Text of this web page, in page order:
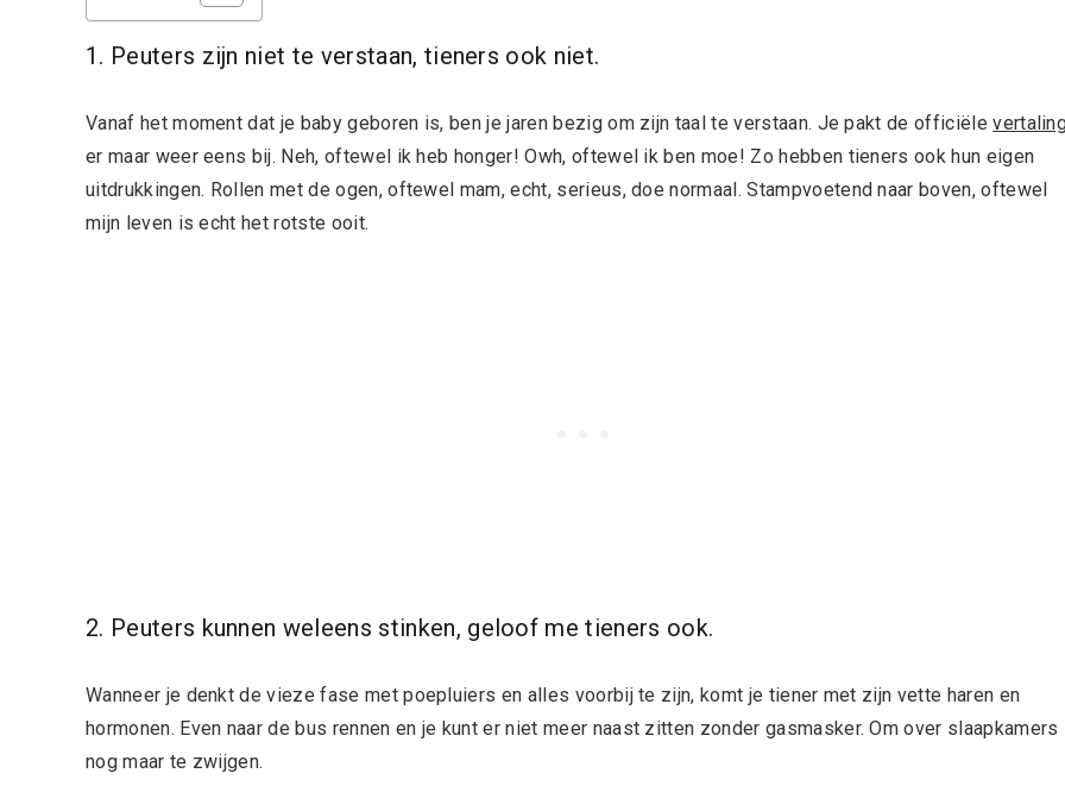
1. Peuters zijn niet te verstaan, tieners ook niet.
Vanaf het moment dat je baby geboren is, ben je jaren bezig om zijn taal te verstaan. Je pakt de officiële
er maar weer eens bij. Neh, oftewel ik heb honger! Owh, oftewel ik ben moe! Zo hebben tieners ook hun eigen
uitdrukkingen. Rollen met de ogen, oftewel mam, echt, serieus, doe normaal. Stampvoetend naar boven, oftewel
mijn leven is echt het rotste ooit.
2. Peuters kunnen weleens stinken, geloof me tieners ook.
Wanneer je denkt de vieze fase met poepluiers en alles voorbij te zijn, komt je tiener met zijn vette haren en
hormonen. Even naar de bus rennen en je kunt er niet meer naast zitten zonder gasmasker. Om over slaapkamers
nog maar te zwijgen.